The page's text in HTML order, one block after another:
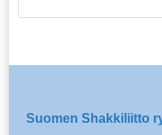
Suomen Shakkiliitto